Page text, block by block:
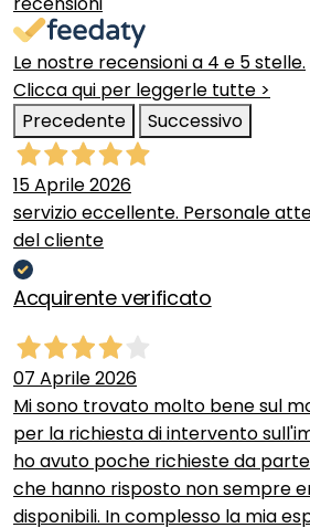
Le nostre recensioni a 4 e 5 stelle.
Clicca qui per leggerle tutte >
Precedente
Successivo
15 Aprile 2026
servizio eccellente. Personale
del cliente
Acquirente verificato
07 Aprile 2026
Mi sono trovato molto bene sul
per la richiesta di intervento
ho avuto poche richieste da
che hanno risposto non sempre
disponibili. In complesso la mia